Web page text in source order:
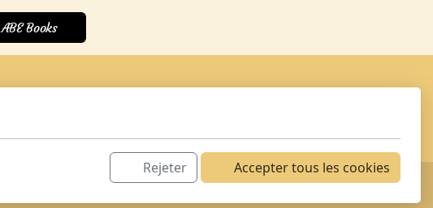
ABE Books
Rejeter Accepter tous les cookies